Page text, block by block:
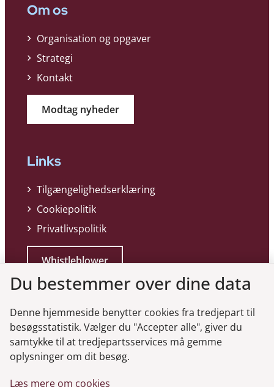
Om os
Organisation og opgaver
Strategi
Kontakt
Modtag nyheder
Links
Tilgængelighedserklæring
Cookiepolitik
Privatlivspolitik
Whistleblower
Genveje
Du bestemmer over dine data
Denne hjemmeside benytter cookies fra tredjepart til
besøgsstatistik. Vælger du "Accepter alle", giver du
samtykke til at tredjepartsservices må gemme
oplysninger om dit besøg.
Læs mere om cookies